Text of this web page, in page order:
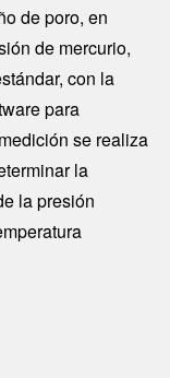
de poro, en
de mercurio,
con la
para
se realiza
la
la presión